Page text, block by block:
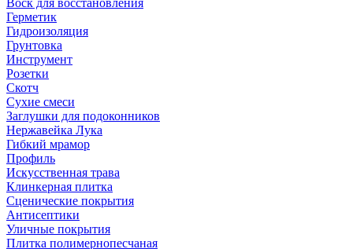
Воск для восстановления
Герметик
Гидроизоляция
Грунтовка
Инструмент
Розетки
Скотч
Сухие смеси
Заглушки для подоконников
Нержавейка Лука
Гибкий мрамор
Профиль
Искусственная трава
Клинкерная плитка
Сценические покрытия
Антисептики
Уличные покрытия
Плитка полимернопесчаная